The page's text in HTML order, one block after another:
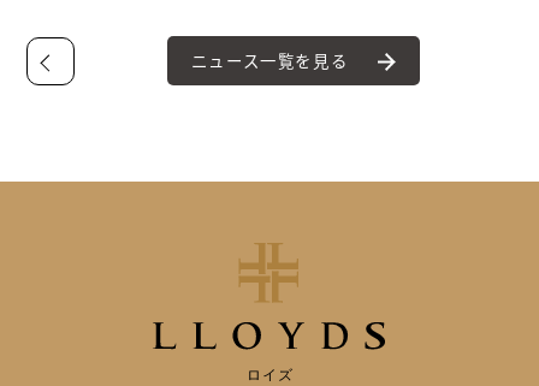
ニュース一覧を見る
ロイズ